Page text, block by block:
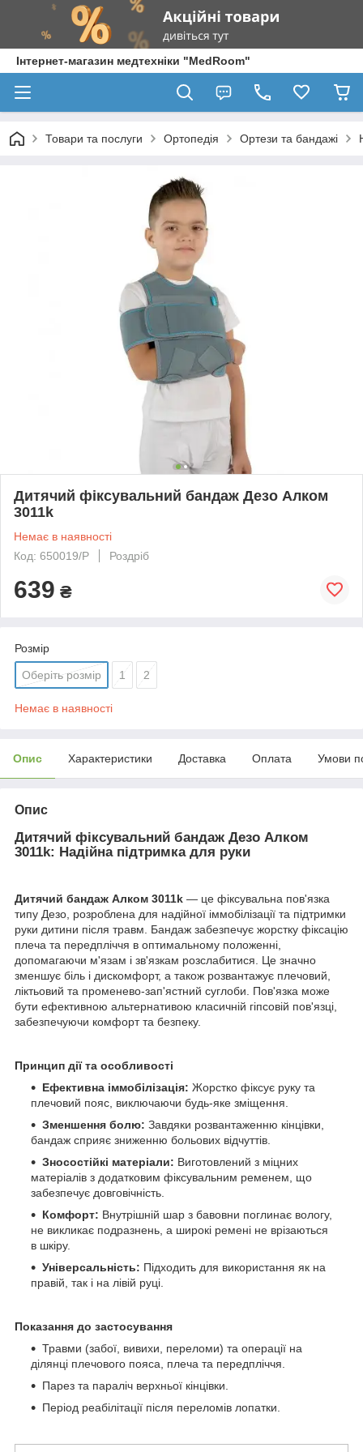
Інтернет-магазин медтехніки "MedRoom"
Товари та послуги Ортопедія Ортези та бандажі
Дитячий фіксувальний бандаж Дезо Алком
3011k
Немає в наявності
Код: 650019/P
Роздріб
639 ₴
Розмір
Оберіть розмір 1 2
Немає в наявності
Опис Характеристики Доставка Оплата Умови
Опис
Дитячий фіксувальний бандаж Дезо Алком
3011k: Надійна підтримка для руки
Дитячий бандаж Алком 3011k — це фіксувальна пов'язка
типу Дезо, розроблена для надійної іммобілізації та підтримки
руки дитини після травм. Бандаж забезпечує жорстку фіксацію
плеча та передпліччя в оптимальному положенні,
допомагаючи м'язам і зв'язкам розслабитися. Це значно
зменшує біль і дискомфорт, а також розвантажує плечовий,
ліктьовий та променево-зап'ястний суглоби. Пов'язка може
бути ефективною альтернативою класичній гіпсовій пов'язці,
забезпечуючи комфорт та безпеку.
Принцип дії та особливості
Ефективна іммобілізація: Жорстко фіксує руку та
плечовий пояс, виключаючи будь-яке зміщення.
Зменшення болю: Завдяки розвантаженню кінцівки,
бандаж сприяє зниженню больових відчуттів.
Зносостійкі матеріали: Виготовлений з міцних
матеріалів з додатковим фіксувальним ременем, що
забезпечує довговічність.
Комфорт: Внутрішній шар з бавовни поглинає вологу,
не викликає подразнень, а широкі ремені не врізаються
в шкіру.
Універсальність: Підходить для використання як на
правій, так і на лівій руці.
Показання до застосування
Травми (забої, вивихи, переломи) та операції на
ділянці плечового пояса, плеча та передпліччя.
Парез та параліч верхньої кінцівки.
Період реабілітації після переломів лопатки.